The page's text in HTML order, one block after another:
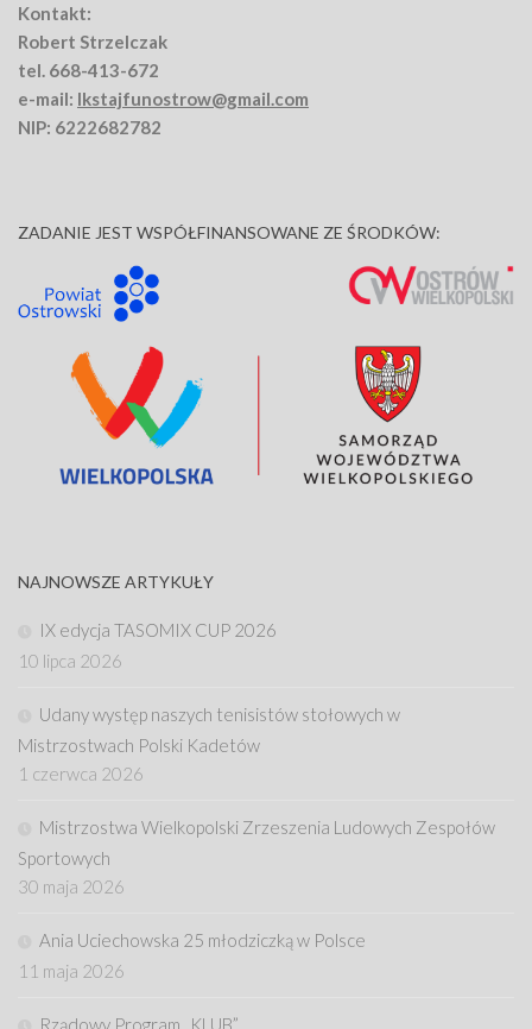
Kontakt:
Robert Strzelczak
tel. 668-413-672
e-mail: lkstajfunostrow@gmail.com
NIP: 6222682782
ZADANIE JEST WSPÓŁFINANSOWANE ZE ŚRODKÓW:
NAJNOWSZE ARTYKUŁY
IX edycja TASOMIX CUP 2026
10 lipca 2026
Udany występ naszych tenisistów stołowych w
Mistrzostwach Polski Kadetów
1 czerwca 2026
Mistrzostwa Wielkopolski Zrzeszenia Ludowych Zespołów
Sportowych
30 maja 2026
Ania Uciechowska 25 młodziczką w Polsce
11 maja 2026
Rządowy Program „KLUB”